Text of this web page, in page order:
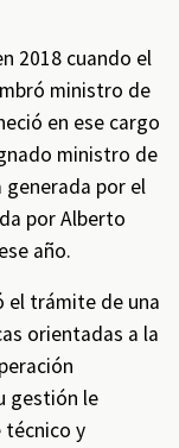
2018 cuando el
ministro de
en ese cargo
ministro de
generada por el
por Alberto
año.
el trámite de una
orientadas a la
gestión le
técnico y